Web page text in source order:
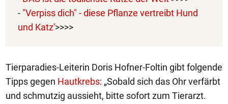
- "Verpiss dich" - diese Pflanze vertreibt Hund
und Katz'>>>>
Tierparadies-Leiterin Doris Hofner-Foltin gibt folgende
Tipps gegen Hautkrebs: „Sobald sich das Ohr verfärbt
und schmutzig aussieht, bitte sofort zum Tierarzt.